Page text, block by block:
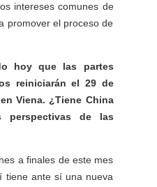
intereses comunes de
promover el proceso de
hoy que las partes
reiniciarán el 29 de
Viena. ¿Tiene China
perspectivas de las
a finales de este mes
tiene ante sí una nueva